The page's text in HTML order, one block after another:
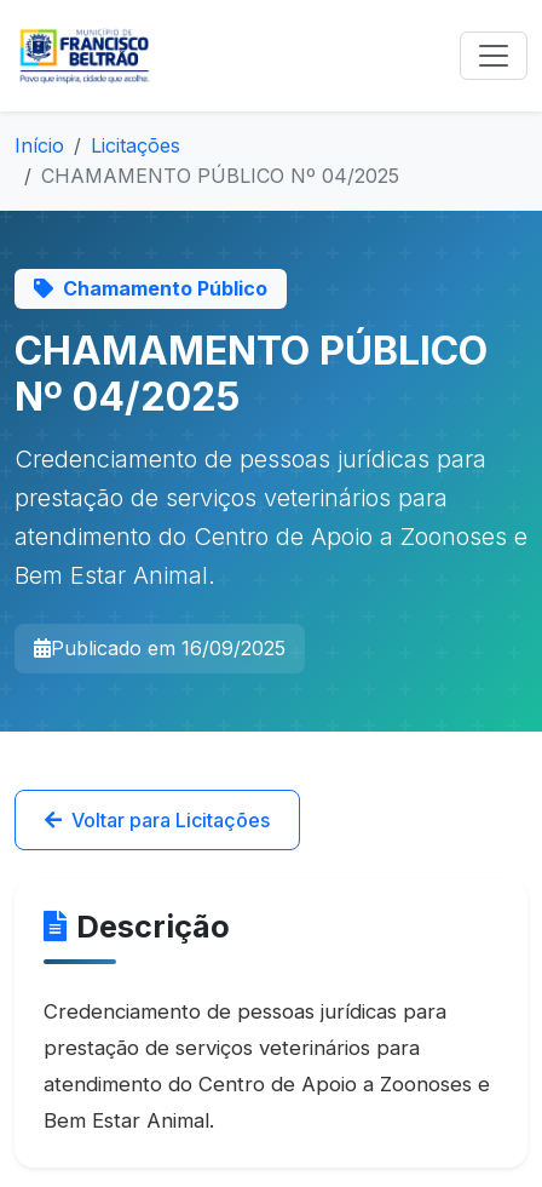
Início
Licitações
CHAMAMENTO PÚBLICO Nº 04/2025
Chamamento Público
CHAMAMENTO PÚBLICO
Nº 04/2025
Credenciamento de pessoas jurídicas para
prestação de serviços veterinários para
atendimento do Centro de Apoio a Zoonoses e
Bem Estar Animal.
Publicado em 16/09/2025
Voltar para Licitações
Descrição
Credenciamento de pessoas jurídicas para
prestação de serviços veterinários para
atendimento do Centro de Apoio a Zoonoses e
Bem Estar Animal.